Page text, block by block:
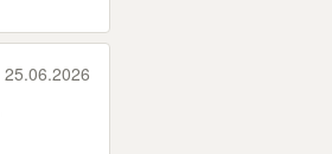
25.06.2026